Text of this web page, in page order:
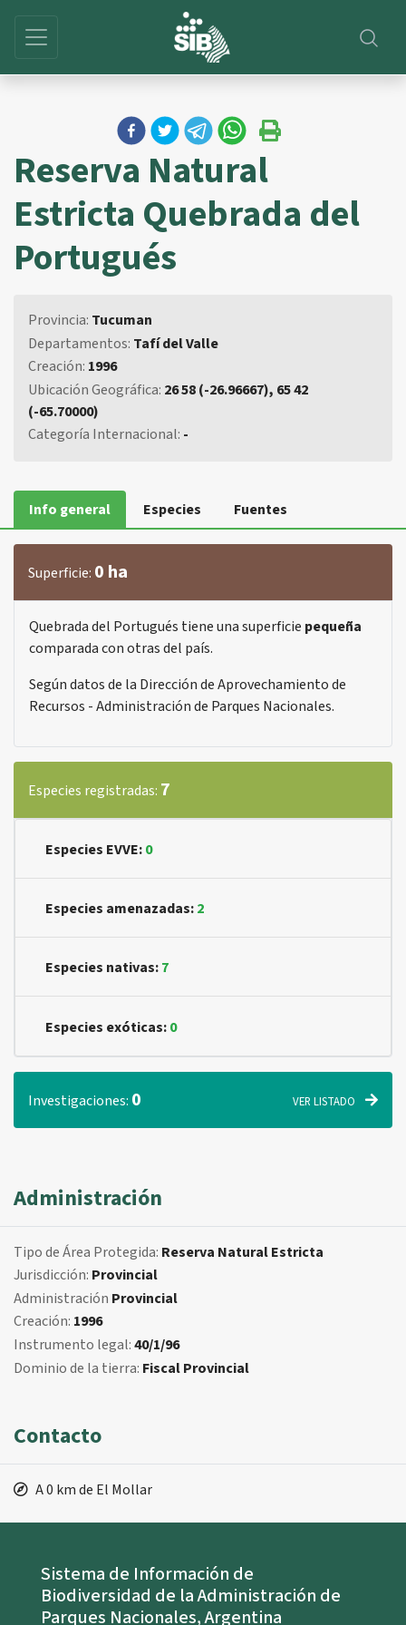
Reserva Natural
Estricta Quebrada del
Portugués
Provincia: Tucuman
Departamentos: Tafí del Valle
Creación: 1996
Ubicación Geográfica: 26 58 (-26.96667), 65 42
(-65.70000)
Categoría Internacional: -
Info general Especies Fuentes
Superficie: 0 ha
Quebrada del Portugués tiene una superficie pequeña
comparada con otras del país.
Según datos de la Dirección de Aprovechamiento de
Recursos - Administración de Parques Nacionales.
Especies registradas: 7
Especies EVVE:0
Especies amenazadas:2
Especies nativas:7
Especies exóticas:0
Investigaciones: 0 VER LISTADO
Administración
Tipo de Área Protegida: Reserva Natural Estricta
Jurisdicción: Provincial
Administración Provincial
Creación: 1996
Instrumento legal:40/1/96
Dominio de la tierra: Fiscal Provincial
Contacto
A 0 km de El Mollar
Sistema de Información de
Biodiversidad de la Administración de
Parques Nacionales, Argentina